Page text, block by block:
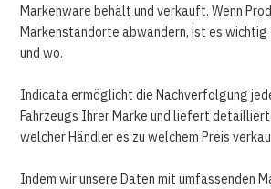
Markenware behält und verkauft. Wenn
Markenstandorte abwandern, ist es wichtig
und wo.
Indicata ermöglicht die Nachverfolgung
Fahrzeugs Ihrer Marke und liefert
welcher Händler es zu welchem Preis
Indem wir unsere Daten mit umfassenden